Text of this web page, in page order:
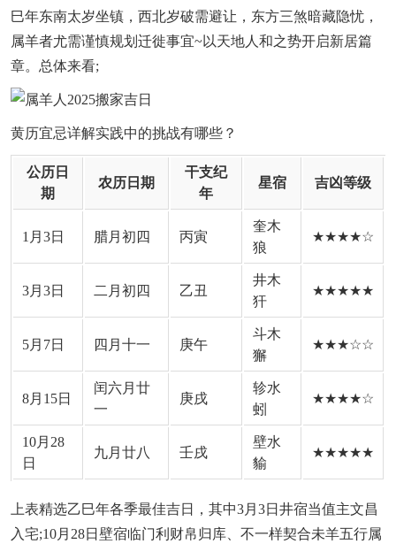
巳年东南太岁坐镇，西北岁破需避让，东方三煞暗藏隐忧，
属羊者尤需谨慎规划迁徙事宜~以天地人和之势开启新居篇
章。总体来看;
黄历宜忌详解实践中的挑战有哪些？
公历日
期
农历日期
干支纪
年
星宿 吉凶等级
1月3日 腊月初四 丙寅
奎木
狼
★★★★☆
3月3日 二月初四 乙丑
井木
犴
★★★★★
5月7日 四月十一 庚午
斗木
獬
★★★☆☆
8月15日
闰六月廿
一
庚戌
轸水
蚓
★★★★☆
10月28
日
九月廿八 壬戌
壁水
貐
★★★★★
上表精选乙巳年各季最佳吉日，其中3月3日井宿当值主文昌
入宅;10月28日壁宿临门利财帛归库、不一样契合未羊五行属